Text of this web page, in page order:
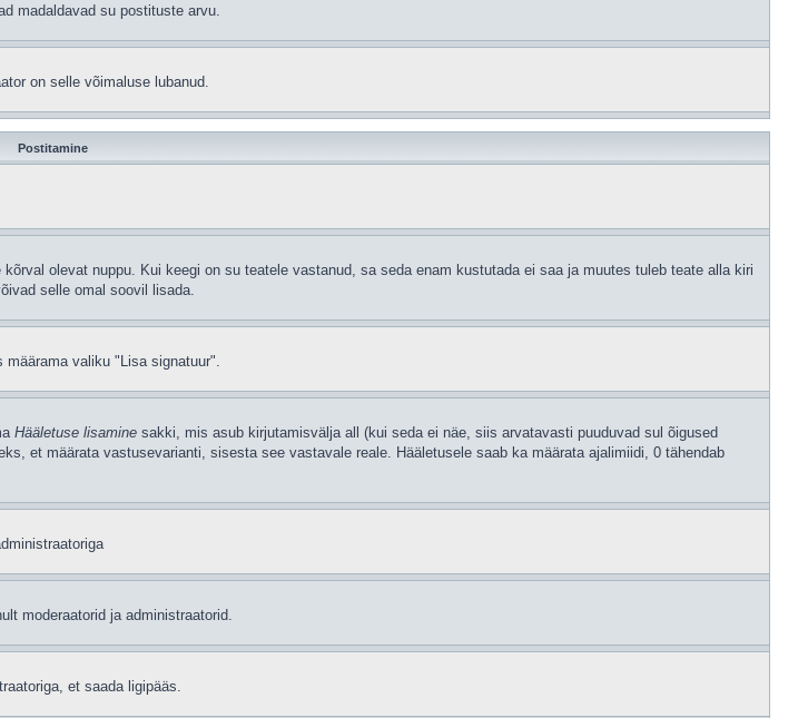
madaldavad su postituste arvu.
on selle võimaluse lubanud.
Postitamine
olevat nuppu. Kui keegi on su teatele vastanud, sa seda enam kustutada ei saa ja muutes tuleb teate alla kiri
selle omal soovil lisada.
valiku "Lisa signatuur".
Hääletuse lisamine sakki, mis asub kirjutamisvälja all (kui seda ei näe, siis arvatavasti puuduvad sul õigused
et määrata vastusevarianti, sisesta see vastavale reale. Hääletusele saab ka määrata ajalimiidi, 0 tähendab
moderaatorid ja administraatorid.
et saada ligipääs.